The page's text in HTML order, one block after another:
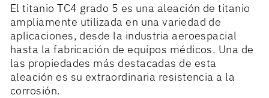
El titanio TC4 grado 5 es una aleación de titanio
ampliamente utilizada en una variedad de
aplicaciones, desde la industria aeroespacial
hasta la fabricación de equipos médicos. Una de
las propiedades más destacadas de esta
aleación es su extraordinaria resistencia a la
corrosión.